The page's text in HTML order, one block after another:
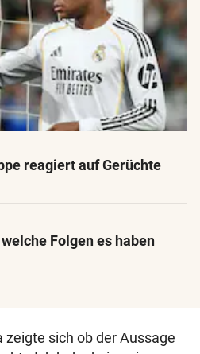
reagiert auf Gerüchte
Folgen es haben
zeigte sich ob der Aussage